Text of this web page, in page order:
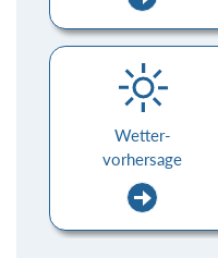
Wetter-
vorhersage